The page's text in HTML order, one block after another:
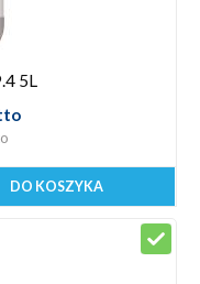
5L
DO KOSZYKA